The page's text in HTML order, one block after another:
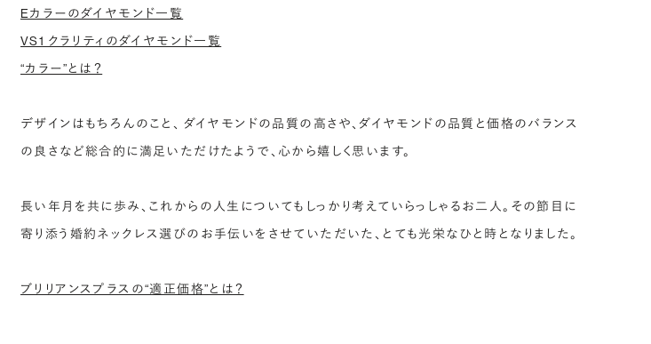
Eカラーのダイヤモンド一覧
VS1 クラリティのダイヤモンド一覧
“カラー”とは？
デザインはもちろんのこと、 ダイヤモンドの品質の高さや、ダイヤモンドの品質と価格のバランス
の良さなど総合的に満足いただけたようで、心から嬉しく思います。
長い年月を共に歩み、これからの人生についてもしっかり考えていらっしゃるお二人。その節目に
寄り添う婚約ネックレス選びのお手伝いをさせていただいた、とても光栄なひと時となりました。
ブリリアンスプラスの“適正価格”とは？